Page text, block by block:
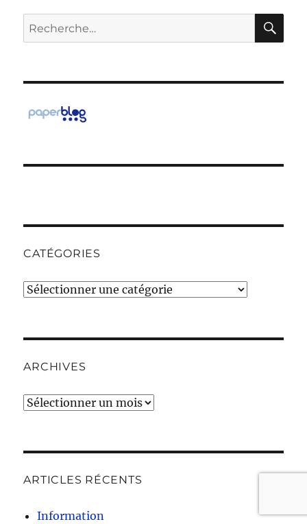
Recherche
pour :
CATÉGORIES
Catégories
ARCHIVES
Archives
ARTICLES RÉCENTS
Information